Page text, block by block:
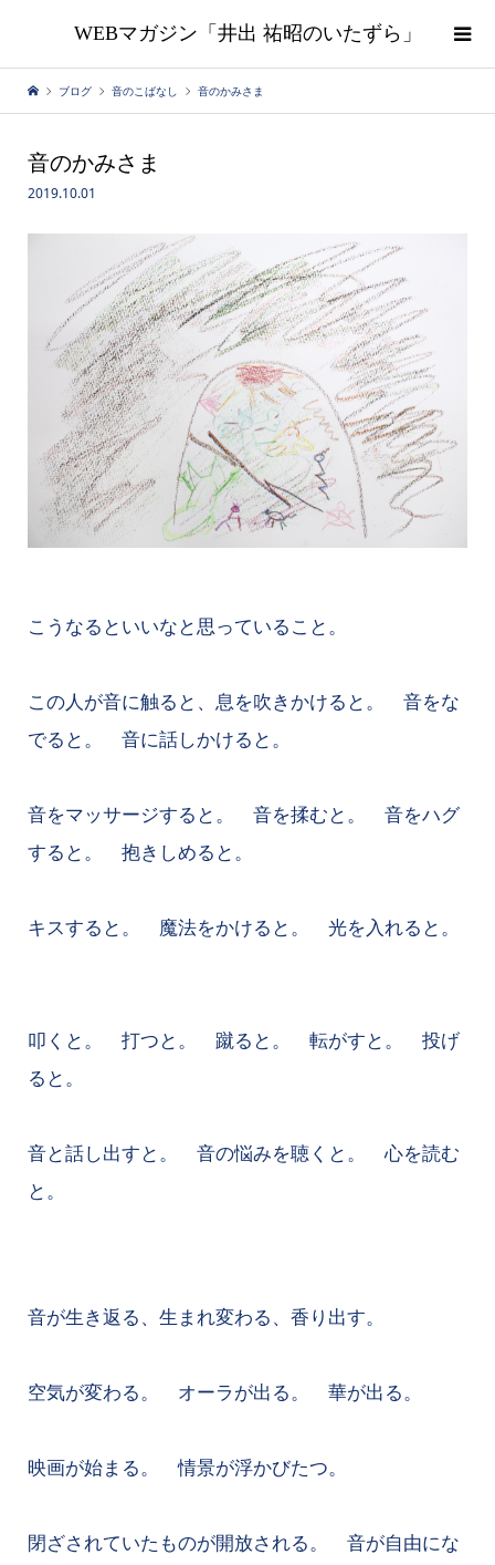
WEBマガジン「井出 祐昭のいたずら」
ブログ 音のこばなし 音のかみさま
音のかみさま
2019.10.01
こうなるといいなと思っていること。
この人が音に触ると、息を吹きかけると。 音をな
でると。 音に話しかけると。
音をマッサージすると。 音を揉むと。 音をハグ
すると。 抱きしめると。
キスすると。 魔法をかけると。 光を入れると。
叩くと。 打つと。 蹴ると。 転がすと。 投げ
ると。
音と話し出すと。 音の悩みを聴くと。 心を読む
と。
音が生き返る、生まれ変わる、香り出す。
空気が変わる。 オーラが出る。 華が出る。
映画が始まる。 情景が浮かびたつ。
閉ざされていたものが開放される。 音が自由にな